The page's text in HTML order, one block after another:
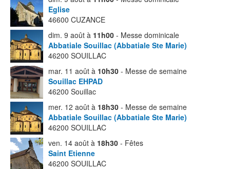
Eglise
46600 CUZANCE
dim. 9 août à 11h00 - Messe dominicale
Abbatiale Souillac (Abbatiale Ste Marie)
46200 SOUILLAC
mar. 11 août à 10h30 - Messe de semaine
Souillac EHPAD
46200 Souillac
mer. 12 août à 18h30 - Messe de semaine
Abbatiale Souillac (Abbatiale Ste Marie)
46200 SOUILLAC
ven. 14 août à 18h30 - Fêtes
Saint Etienne
46200 SOUILLAC